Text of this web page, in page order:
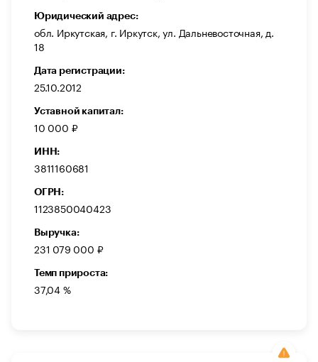
Юридический адрес:
обл. Иркутская, г. Иркутск, ул. Дальневосточная, д.
18
Дата регистрации:
25.10.2012
Уставной капитал:
10 000 ₽
ИНН:
3811160681
ОГРН:
1123850040423
Выручка:
231 079 000 ₽
Темп прироста:
37,04 %